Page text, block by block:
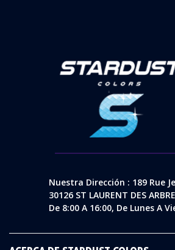
Nuestra Dirección : 189 Rue
30126 ST LAURENT DES
De 8:00 A 16:00, De Lunes A